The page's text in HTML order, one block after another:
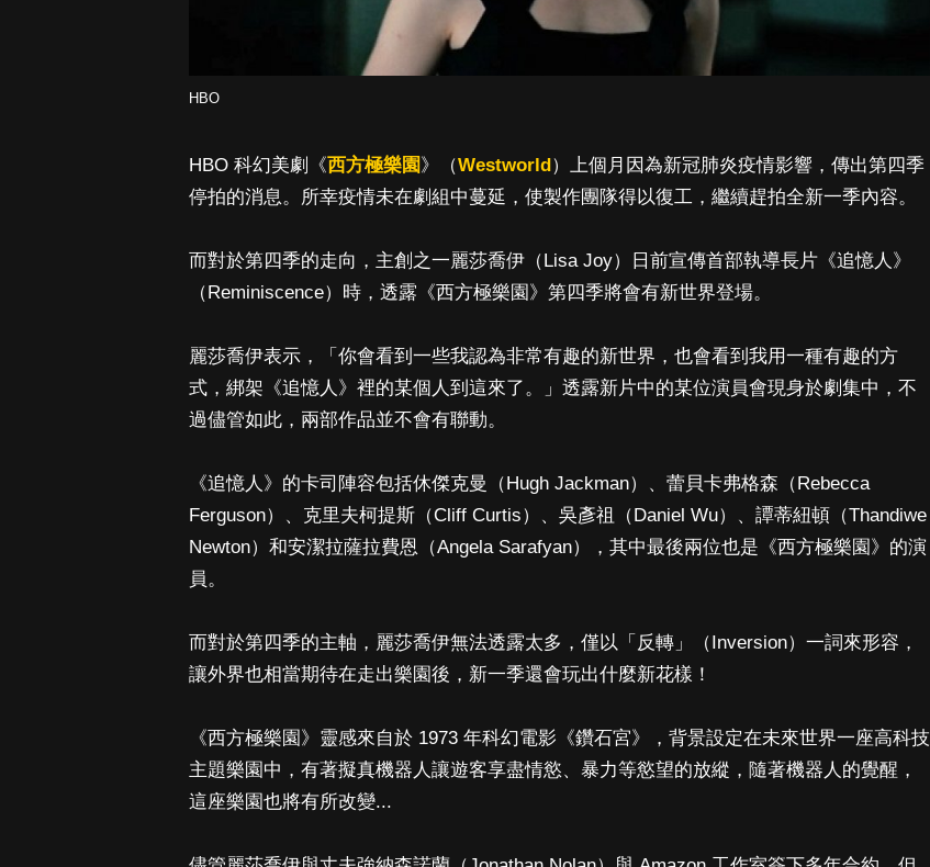
HBO
HBO 科幻美劇《西方極樂園》（Westworld）上個月因為新冠肺炎疫情影響，傳出第四季
停拍的消息。所幸疫情未在劇組中蔓延，使製作團隊得以復工，繼續趕拍全新一季內容。
而對於第四季的走向，主創之一麗莎喬伊（Lisa Joy）日前宣傳首部執導長片《追憶人》
（Reminiscence）時，透露《西方極樂園》第四季將會有新世界登場。
麗莎喬伊表示，「你會看到一些我認為非常有趣的新世界，也會看到我用一種有趣的方
式，綁架《追憶人》裡的某個人到這來了。」透露新片中的某位演員會現身於劇集中，不
過儘管如此，兩部作品並不會有聯動。
《追憶人》的卡司陣容包括休傑克曼（Hugh Jackman）、蕾貝卡弗格森（Rebecca
Ferguson）、克里夫柯提斯（Cliff Curtis）、吳彥祖（Daniel Wu）、譚蒂紐頓（Thandiwe
Newton）和安潔拉薩拉費恩（Angela Sarafyan），其中最後兩位也是《西方極樂園》的演
員。
而對於第四季的主軸，麗莎喬伊無法透露太多，僅以「反轉」（Inversion）一詞來形容，
讓外界也相當期待在走出樂園後，新一季還會玩出什麼新花樣！
《西方極樂園》靈感來自於 1973 年科幻電影《鑽石宮》，背景設定在未來世界一座高科技
主題樂園中，有著擬真機器人讓遊客享盡情慾、暴力等慾望的放縱，隨著機器人的覺醒，
這座樂園也將有所改變...